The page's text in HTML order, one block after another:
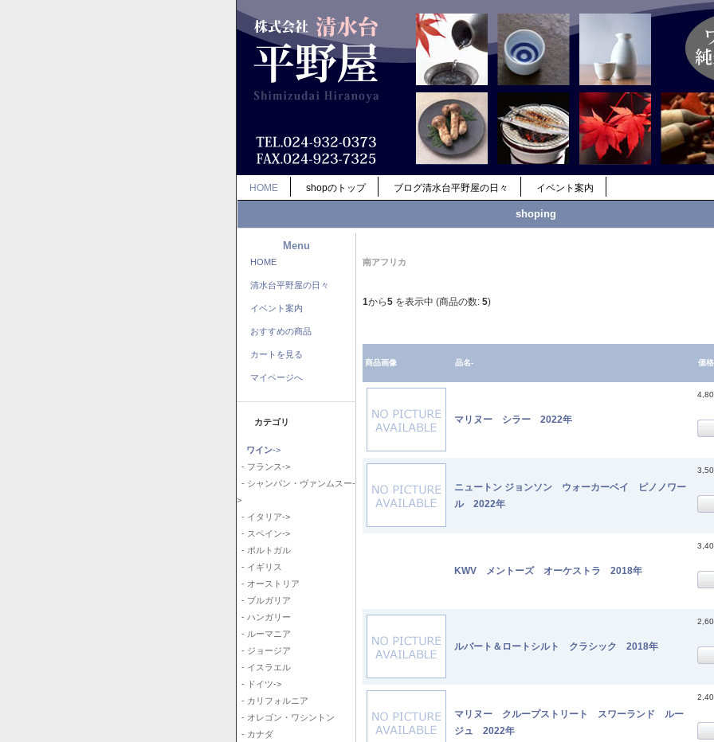
HOME shopのトップ ブログ清水台平野屋の日々 イベント案内
shoping
Menu
HOME
清水台平野屋の日々
イベント案内
おすすめの商品
カートを見る
マイページへ
カテゴリ
ワイン->
- フランス->
- シャンパン・ヴァンムスー-
>
- イタリア->
- スペイン->
- ポルトガル
- イギリス
- オーストリア
- ブルガリア
- ハンガリー
- ルーマニア
- ジョージア
- イスラエル
- ドイツ->
- カリフォルニア
- オレゴン・ワシントン
- カナダ
南アフリカ
1から5 を表示中 (商品の数: 5)
商品画像 品名- 価格
マリヌー シラー 2022年
ニュートン ジョンソン ウォーカーベイ ピノノワー
ル 2022年
KWV メントーズ オーケストラ 2018年
ルバート＆ロートシルト クラシック 2018年
マリヌー クループストリート スワーランド ルー
ジュ 2022年